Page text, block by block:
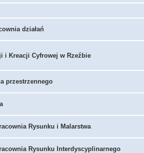
działań
i Kreacji Cyfrowej w Rzeźbie
przestrzennego
Rysunku i Malarstwa
Rysunku Interdyscyplinarnego